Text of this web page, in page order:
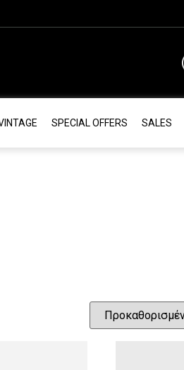
SPECIAL OFFERS SALES